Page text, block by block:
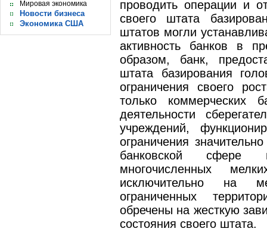
Мировая экономика
Новости бизнеса
Экономика США
проводить операции и
своего штата
штатов могли
активность банков в
образом, банк,
штата базирования
ограничения своего
только коммерческих
деятельности
учреждений,
ограничения
банковской сфере
многочисленных
исключительно на
ограниченных
обречены на жесткую
состояния своего штата.